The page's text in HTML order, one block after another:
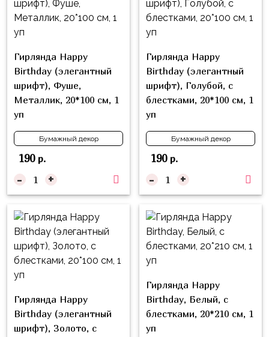
Гирлянда Happy
Birthday (элегантный
шрифт), Фуше,
Металлик, 20*100 см, 1
уп
Бумажный декор
190р.
- +
Гирлянда Happy
Birthday (элегантный
шрифт), Голубой, с
блестками, 20*100 см, 1
уп
Бумажный декор
190р.
- +
Гирлянда Happy
Birthday (элегантный
шрифт), Золото, с
Гирлянда Happy
Birthday, Белый, с
блестками, 20*210 см, 1
уп
Колпачки,
ободки
Поттер
Космос
Единороги
Куклы
ЛОЛ
Для
Для
Неё
Мишка
Тедди
Транспорт
/
Техника
Животные
Морская
Тема
Звёздные